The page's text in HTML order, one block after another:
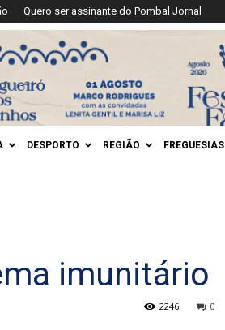
Quero ser assinante do Pombal Jornal
DESPORTO REGIÃO FREGUESIAS
imunitário
0
2246